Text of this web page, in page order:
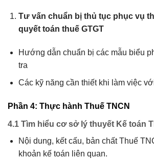
Tư vấn chuẩn bị thủ tục phục vụ
quyết toán thuế GTGT
Hướng dẫn chuẩn bị các mẫu biểu
tra
Các kỹ năng cần thiết khi làm việc
Phần 4: Thực hành Thuế TNCN
4.1 Tìm hiểu cơ sở lý thuyết Kế toán
Nội dung, kết cấu, bản chất Thuế
khoản kế toán liên quan.